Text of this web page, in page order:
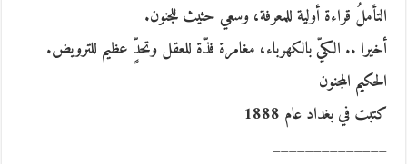
التأملُ قراءة أولية للمعرفة، وسعي حثيث للجنون.
أخيرا .. الكيّ بالكهرباء، مغامرة فذّة للعقل وتحدٍّ عظيم للترويض.
الحكيم المجنون
كتبت في بغداد عام 1888
______________